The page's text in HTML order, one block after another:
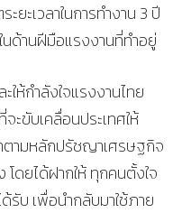
ยะเวลาในการทำงาน 3 ปี
ด้านฝีมือแรงงานที่ทำอยู่
ห้กำลังใจแรงงานไทย
ะขับเคลื่อนประเทศให้
ามหลักปรัชญาเศรษฐกิจ
โดยได้ฝากให้ ทุกคนตั้งใจ
รับ เพื่อนำกลับมาใช้ภาย